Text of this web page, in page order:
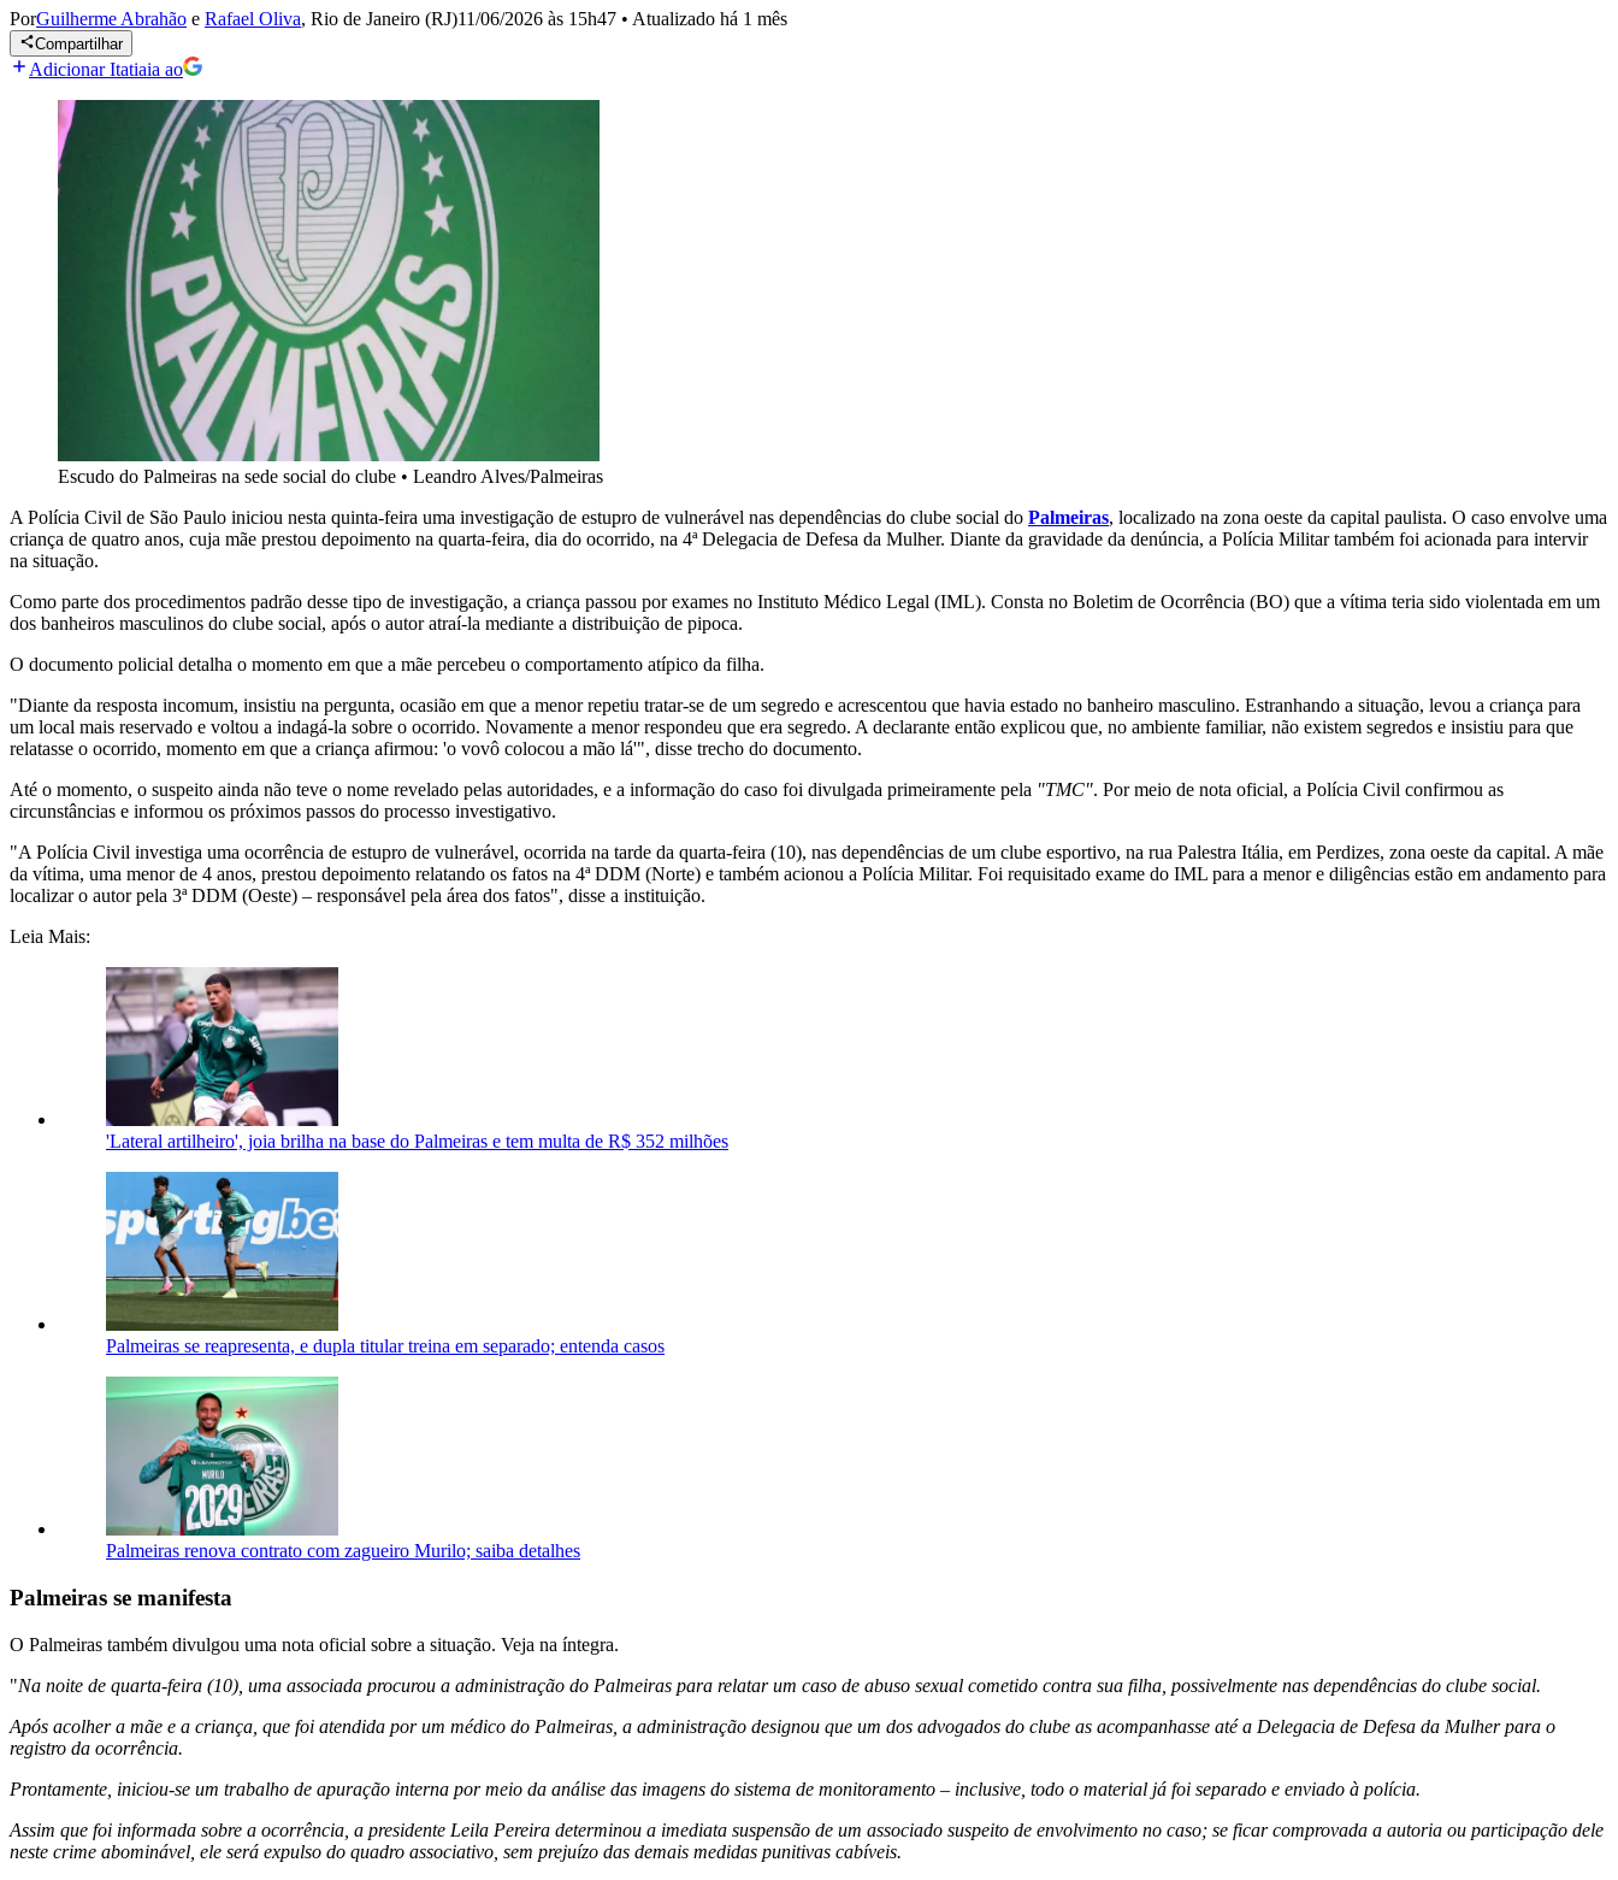
PorGuilherme Abrahão e Rafael Oliva, Rio de Janeiro (RJ)11/06/2026 às 15h47 • Atualizado há 1 mês
Compartilhar
Adicionar Itatiaia ao
Escudo do Palmeiras na sede social do clube • Leandro Alves/Palmeiras
A Polícia Civil de São Paulo iniciou nesta quinta-feira uma investigação de estupro de vulnerável nas dependências do clube social do Palmeiras, localizado na zona oeste da capital paulista. O caso envolve uma
criança de quatro anos, cuja mãe prestou depoimento na quarta-feira, dia do ocorrido, na 4ª Delegacia de Defesa da Mulher. Diante da gravidade da denúncia, a Polícia Militar também foi acionada para intervir
na situação.
Como parte dos procedimentos padrão desse tipo de investigação, a criança passou por exames no Instituto Médico Legal (IML). Consta no Boletim de Ocorrência (BO) que a vítima teria sido violentada em um
dos banheiros masculinos do clube social, após o autor atraí-la mediante a distribuição de pipoca.
O documento policial detalha o momento em que a mãe percebeu o comportamento atípico da filha.
"Diante da resposta incomum, insistiu na pergunta, ocasião em que a menor repetiu tratar-se de um segredo e acrescentou que havia estado no banheiro masculino. Estranhando a situação, levou a criança para
um local mais reservado e voltou a indagá-la sobre o ocorrido. Novamente a menor respondeu que era segredo. A declarante então explicou que, no ambiente familiar, não existem segredos e insistiu para que
relatasse o ocorrido, momento em que a criança afirmou: 'o vovô colocou a mão lá'", disse trecho do documento.
Até o momento, o suspeito ainda não teve o nome revelado pelas autoridades, e a informação do caso foi divulgada primeiramente pela "TMC". Por meio de nota oficial, a Polícia Civil confirmou as
circunstâncias e informou os próximos passos do processo investigativo.
"A Polícia Civil investiga uma ocorrência de estupro de vulnerável, ocorrida na tarde da quarta-feira (10), nas dependências de um clube esportivo, na rua Palestra Itália, em Perdizes, zona oeste da capital. A mãe
da vítima, uma menor de 4 anos, prestou depoimento relatando os fatos na 4ª DDM (Norte) e também acionou a Polícia Militar. Foi requisitado exame do IML para a menor e diligências estão em andamento para
localizar o autor pela 3ª DDM (Oeste) – responsável pela área dos fatos", disse a instituição.
Leia Mais:
'Lateral artilheiro', joia brilha na base do Palmeiras e tem multa de R$ 352 milhões
Palmeiras se reapresenta, e dupla titular treina em separado; entenda casos
Palmeiras renova contrato com zagueiro Murilo; saiba detalhes
Palmeiras se manifesta
O Palmeiras também divulgou uma nota oficial sobre a situação. Veja na íntegra.
"Na noite de quarta-feira (10), uma associada procurou a administração do Palmeiras para relatar um caso de abuso sexual cometido contra sua filha, possivelmente nas dependências do clube social.
Após acolher a mãe e a criança, que foi atendida por um médico do Palmeiras, a administração designou que um dos advogados do clube as acompanhasse até a Delegacia de Defesa da Mulher para o
registro da ocorrência.
Prontamente, iniciou-se um trabalho de apuração interna por meio da análise das imagens do sistema de monitoramento – inclusive, todo o material já foi separado e enviado à polícia.
Assim que foi informada sobre a ocorrência, a presidente Leila Pereira determinou a imediata suspensão de um associado suspeito de envolvimento no caso; se ficar comprovada a autoria ou participação dele
neste crime abominável, ele será expulso do quadro associativo, sem prejuízo das demais medidas punitivas cabíveis.